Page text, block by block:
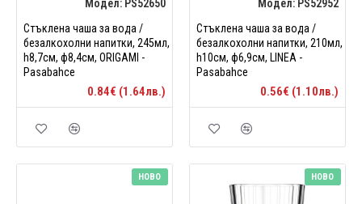
Модел: PS52650
Стъклена чаша за вода /
безалкохолни напитки, 245мл,
h8,7см, ф8,4см, ORIGAMI -
Pasabahce
0.84€ (1.64лв.)
Модел: PS52952
Стъклена чаша за вода /
безалкохолни напитки, 210мл,
h10см, ф6,9см, LINEA -
Pasabahce
0.56€ (1.10лв.)
НОВО НОВО